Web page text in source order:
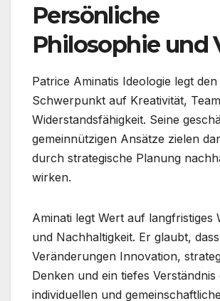
Persönliche
Philosophie und
Patrice Aminatis Ideologie legt den
Schwerpunkt auf Kreativität,
Widerstandsfähigkeit. Seine
gemeinnützigen Ansätze zielen
durch strategische Planung
wirken.
Aminati legt Wert auf langfristiges
und Nachhaltigkeit. Er glaubt,
Veränderungen Innovation,
Denken und ein tiefes Verständnis
individuellen und